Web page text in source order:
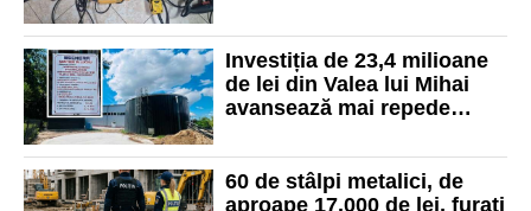
Oradea. Autorul a fost
arestat
Investiția de 23,4 milioane
de lei din Valea lui Mihai
avansează mai repede
60 de stâlpi metalici, de
aproape 17.000 de lei, furați